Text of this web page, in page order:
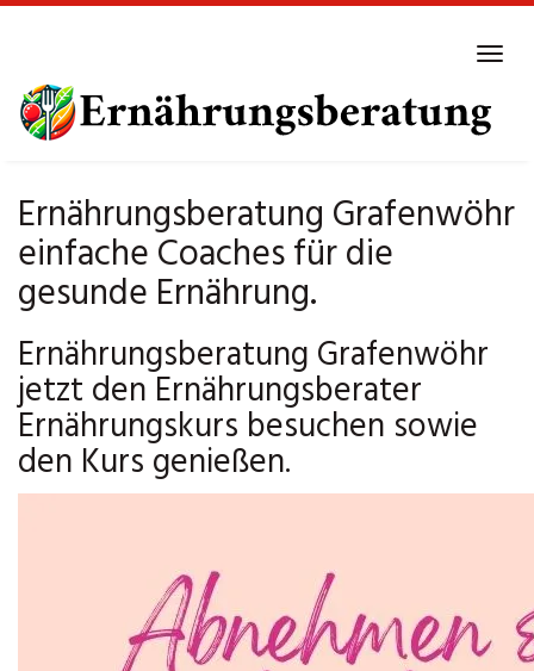
main
content
Ernährungsberatung Grafenwöhr
einfache Coaches für die
gesunde Ernährung.
Ernährungsberatung Grafenwöhr
jetzt den Ernährungsberater
Ernährungskurs besuchen sowie
den Kurs genießen.